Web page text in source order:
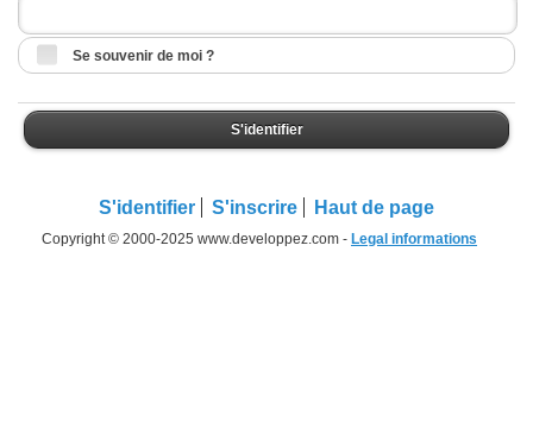
Se souvenir de moi ?
S'identifier
S'identifier S'inscrire Haut de page
Copyright © 2000-2025 www.developpez.com - Legal informations